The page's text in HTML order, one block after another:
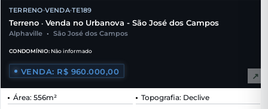
TERRENO•VENDA•TE189
Terreno • Venda no Urbanova - São José dos Campos
Alphaville • São José dos Campos
CONDOMÍNIO: Não informado
VENDA: R$ 960.000,00 ↗
Área: 556m² Topografia: Declive